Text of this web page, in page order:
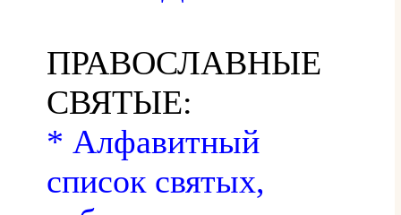
ПРАВОСЛАВНЫЕ
СВЯТЫЕ:
* Алфавитный
список святых,